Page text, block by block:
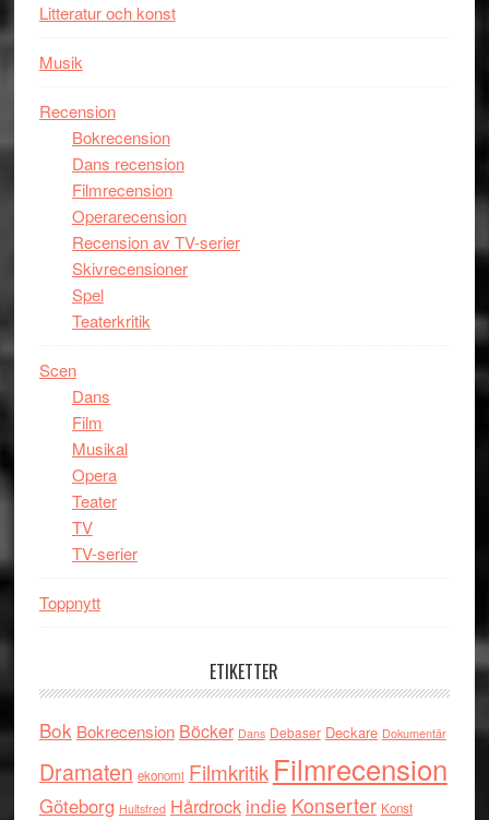
Litteratur och konst
Musik
Recension
Bokrecension
Dans recension
Filmrecension
Operarecension
Recension av TV-serier
Skivrecensioner
Spel
Teaterkritik
Scen
Dans
Film
Musikal
Opera
Teater
TV
TV-serier
Toppnytt
ETIKETTER
Bok Bokrecension Böcker Dans Debaser Deckare Dokumentär
Dramaten ekonomi Filmkritik Filmrecension
Göteborg Hultsfred Hårdrock indie Konserter Konst